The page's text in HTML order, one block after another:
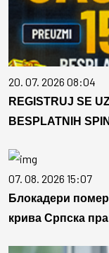
20. 07. 2026 08:04
REGISTRUJ SE
BESPLATNIH
07. 08. 2026 15:07
Блокадери
крива Српска